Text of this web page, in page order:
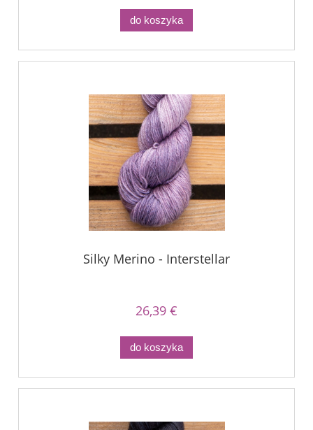
do koszyka
Silky Merino - Interstellar
26,39 €
do koszyka